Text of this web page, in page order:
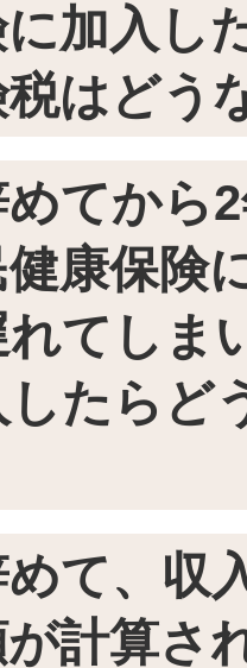
加入し
はどう
てから
康保険
てしま
たらど
て、収
計算さ